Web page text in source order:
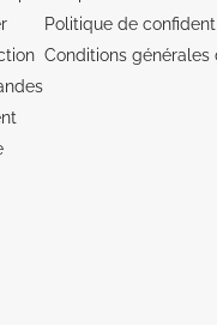
Politique de
Conditions générales